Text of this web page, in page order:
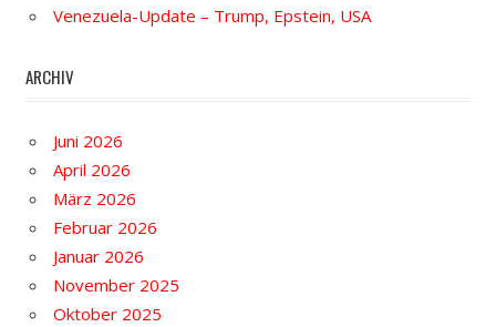
Venezuela-Update – Trump, Epstein, USA
ARCHIV
Juni 2026
April 2026
März 2026
Februar 2026
Januar 2026
November 2025
Oktober 2025